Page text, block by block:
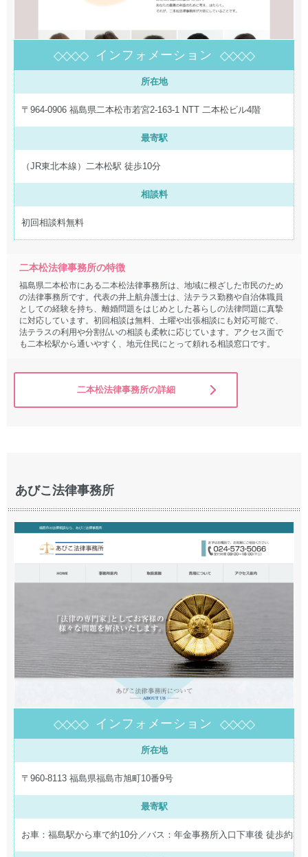
インフォメーション
所在地
〒964-0906 福島県二本松市若宮2-163-1 NTT 二本松ビル4階
最寄駅
（JR東北本線）二本松駅 徒歩10分
相談料
初回相談料無料
二本松法律事務所の特徴
福島県二本松市にある二本松法律事務所は、地域に根ざした市民のため
の法律事務所です。代表の井上航弁護士は、法テラス勤務や自治体職員
としての経験を持ち、離婚問題をはじめとした暮らしの法律問題に真摯
に対応しています。初回相談は無料、土曜や出張相談にも対応可能で、
法テラスの利用や分割払いの相談も柔軟に応じています。アクセス面で
も二本松駅から通いやすく、地元住民にとって頼れる相談窓口です。
二本松法律事務所の詳細
あびこ法律事務所
インフォメーション
所在地
〒960-8113 福島県福島市旭町10番9号
最寄駅
お車：福島駅から車で約10分／バス：年金事務所入口下車後 徒歩約3